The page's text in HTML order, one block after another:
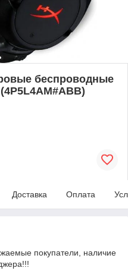
беспроводные
Доставка Оплата
наличие